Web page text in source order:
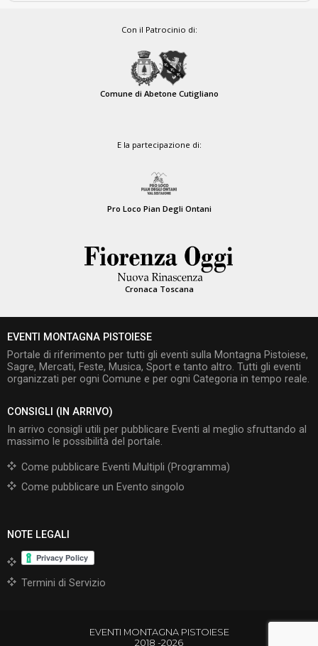
Con il Patrocinio di:
Comune di Abetone Cutigliano
E la partecipazione di:
Pro Loco Pian Degli Ontani
Cronaca Toscana
EVENTI MONTAGNA PISTOIESE
Portale di riferimento per tutti gli eventi sulla Montagna Pistoiese,
Sagre, Mercati, Feste, Musica, Sport e tanto altro. Tutti gli eventi
organizzati per ogni Comune e per ogni Categoria in tempo reale.
CONSIGLI (IN ARRIVO)
In arrivo consigli utili per pubblicare Eventi al meglio sfruttando al
massimo le possibilità del portale.
Come pubblicare Eventi Multipli (Programma)
Come pubblicare un Evento singolo
NOTE LEGALI
Termini di Servizio
EVENTI MONTAGNA PISTOIESE
2018 -2026